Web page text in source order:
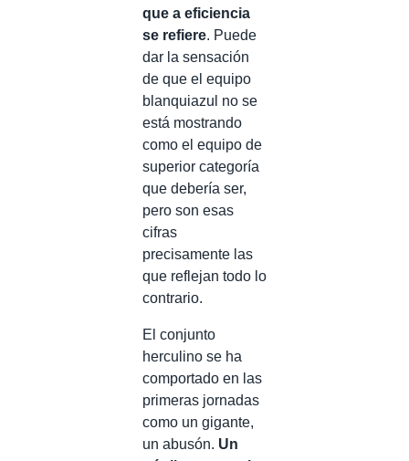
que a eficiencia
se refiere. Puede
dar la sensación
de que el equipo
blanquiazul no se
está mostrando
como el equipo de
superior categoría
que debería ser,
pero son esas
cifras
precisamente las
que reflejan todo lo
contrario.
El conjunto
herculino se ha
comportado en las
primeras jornadas
como un gigante,
un abusón. Un